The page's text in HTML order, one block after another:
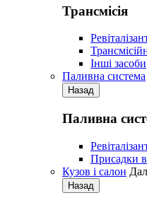
Трансмісія
Iнші засоби
Паливна система
Назад
Паливна
Присадки
Кузов і салон
Назад